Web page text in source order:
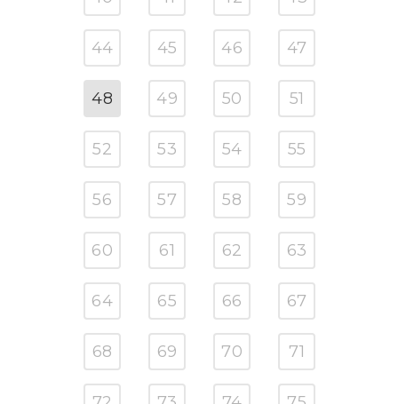
44 45 46 47
48 49 50 51
52 53 54 55
56 57 58 59
60 61 62 63
64 65 66 67
68 69 70 71